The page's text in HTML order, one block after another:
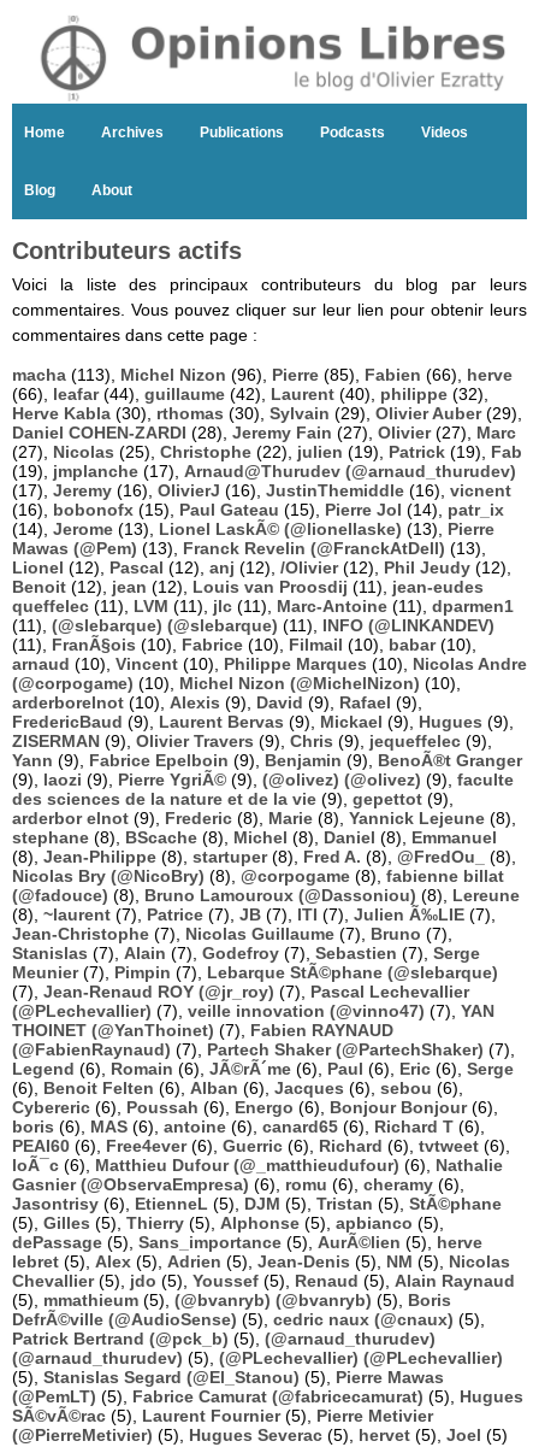
Home Archives Publications Podcasts Videos
Blog About
Contributeurs actifs
Voici la liste des principaux contributeurs du blog par leurs
commentaires. Vous pouvez cliquer sur leur lien pour obtenir leurs
commentaires dans cette page :
macha (113), Michel Nizon (96), Pierre (85), Fabien (66), herve
(66), leafar(44), guillaume (42), Laurent (40), philippe (32),
Herve Kabla (30), rthomas (30), Sylvain (29), Olivier Auber(29),
Daniel COHEN-ZARDI (28), Jeremy Fain (27), Olivier(27), Marc
(27), Nicolas (25), Christophe (22), julien (19), Patrick (19), Fab
(19), jmplanche (17), Arnaud@Thurudev (@arnaud_thurudev)
(17), Jeremy (16), OlivierJ (16), JustinThemiddle (16), vicnent
(16), bobonofx (15), Paul Gateau (15), Pierre Jol (14), patr_ix
(14), Jerome (13), Lionel LaskÃ© (@lionellaske) (13), Pierre
Mawas (@Pem) (13), Franck Revelin (@FranckAtDell) (13),
Lionel (12), Pascal (12), anj (12), /Olivier(12), Phil Jeudy (12),
Benoit (12), jean (12), Louis van Proosdij (11), jean-eudes
queffelec (11), LVM (11), jlc (11), Marc-Antoine (11), dparmen1
(11), (@slebarque) (@slebarque) (11), INFO (@LINKANDEV)
(11), FranÃ§ois (10), Fabrice (10), Filmail (10), babar(10),
arnaud (10), Vincent (10), Philippe Marques (10), Nicolas Andre
(@corpogame) (10), Michel Nizon (@MichelNizon) (10),
arderborelnot (10), Alexis (9), David (9), Rafael (9),
FredericBaud (9), Laurent Bervas (9), Mickael (9), Hugues (9),
ZISERMAN (9), Olivier Travers (9), Chris (9), jequeffelec (9),
Yann (9), Fabrice Epelboin (9), Benjamin (9), BenoÃ®t Granger
(9), laozi (9), Pierre YgriÃ© (9), (@olivez) (@olivez) (9), faculte
des sciences de la nature et de la vie (9), gepettot (9),
arderbor elnot (9), Frederic (8), Marie (8), Yannick Lejeune (8),
stephane (8), BScache (8), Michel (8), Daniel (8), Emmanuel
(8), Jean-Philippe (8), startuper(8), Fred A. (8), @FredOu_
(8),
Nicolas Bry (@NicoBry) (8), @corpogame (8), fabienne billat
(@fadouce) (8), Bruno Lamouroux (@Dassoniou) (8), Lereune
(8), ~laurent (7), Patrice (7), JB (7), ITI (7), Julien Ã‰LIE (7),
Jean-Christophe (7), Nicolas Guillaume (7), Bruno (7),
Stanislas (7), Alain (7), Godefroy (7), Sebastien (7), Serge
Meunier(7), Pimpin (7), Lebarque StÃ©phane (@slebarque)
(7), Jean-Renaud ROY (@jr_roy) (7), Pascal Lechevallier
(@PLechevallier) (7), veille innovation (@vinno47) (7), YAN
THOINET (@YanThoinet) (7), Fabien RAYNAUD
(@FabienRaynaud) (7), Partech Shaker (@PartechShaker) (7),
Legend (6), Romain (6), JÃ©rÃ´me (6), Paul (6), Eric (6), Serge
(6), Benoit Felten (6), Alban (6), Jacques (6), sebou (6),
Cybereric (6), Poussah (6), Energo (6), Bonjour Bonjour(6),
boris (6), MAS (6), antoine (6), canard65 (6), Richard T (6),
PEAI60 (6), Free4ever(6), Guerric (6), Richard (6), tvtweet (6),
loÃ¯c (6), Matthieu Dufour (@_matthieudufour) (6), Nathalie
Gasnier (@ObservaEmpresa) (6), romu (6), cheramy (6),
Jasontrisy (6), EtienneL (5), DJM (5), Tristan (5), StÃ©phane
(5), Gilles (5), Thierry (5), Alphonse (5), apbianco (5),
dePassage (5), Sans_importance (5), AurÃ©lien (5), herve
lebret (5), Alex (5), Adrien (5), Jean-Denis (5), NM (5), Nicolas
Chevallier(5), jdo (5), Youssef (5), Renaud (5), Alain Raynaud
(5), mmathieum (5), (@bvanryb) (@bvanryb) (5), Boris
DefrÃ©ville (@AudioSense) (5), cedric naux (@cnaux) (5),
Patrick Bertrand (@pck_b) (5), (@arnaud_thurudev)
(@arnaud_thurudev) (5), (@PLechevallier) (@PLechevallier)
(5), Stanislas Segard (@El_Stanou) (5), Pierre Mawas
(@PemLT) (5), Fabrice Camurat (@fabricecamurat) (5), Hugues
SÃ©vÃ©rac (5), Laurent Fournier(5), Pierre Metivier
(@PierreMetivier) (5), Hugues Severac (5), hervet (5), Joel (5)